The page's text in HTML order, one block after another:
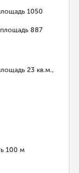
1050
887
23 кв.м.,
100 м